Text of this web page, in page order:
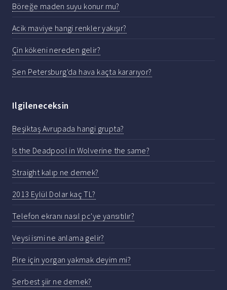
Böreğe maden suyu konur mu?
Acik maviye hangi renkler yakışır?
Çin kökeni nereden gelir?
Sen Petersburg'da hava kaçta kararıyor?
Ilgileneceksin
Beşiktaş Avrupada hangi grupta?
Is the Deadpool in Wolverine the same?
Straight kalıp ne demek?
2013 Eylül Dolar kaç TL?
Telefon ekranı nasıl pc'ye yansıtılır?
Veysi ismi ne anlama gelir?
Pire için yorgan yakmak deyim mi?
Serbest şiir ne demek?